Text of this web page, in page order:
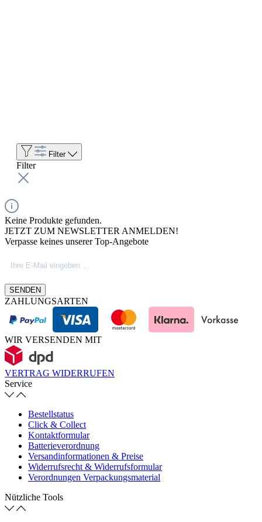
Filter
Filter
Keine Produkte gefunden.
JETZT ZUM NEWSLETTER ANMELDEN!
Verpasse keines unserer Top-Angebote
SENDEN
ZAHLUNGSARTEN
WIR VERSENDEN MIT
VERTRAG WIDERRUFEN
Service
Bestellstatus
Click & Collect
Kontaktformular
Batterieverordnung
Versandinformationen & Preise
Widerrufsrecht & Widerrufsformular
Verordnungen Verpackungsmaterial
Nützliche Tools